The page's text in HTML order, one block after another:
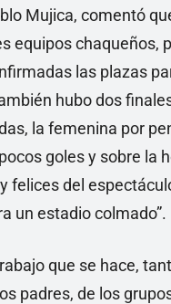
Mujica, comentó
equipos chaqueños,
las plazas
hubo dos
la femenina por
goles y sobre la
felices del
un estadio colmado”.
que se hace,
padres, de los